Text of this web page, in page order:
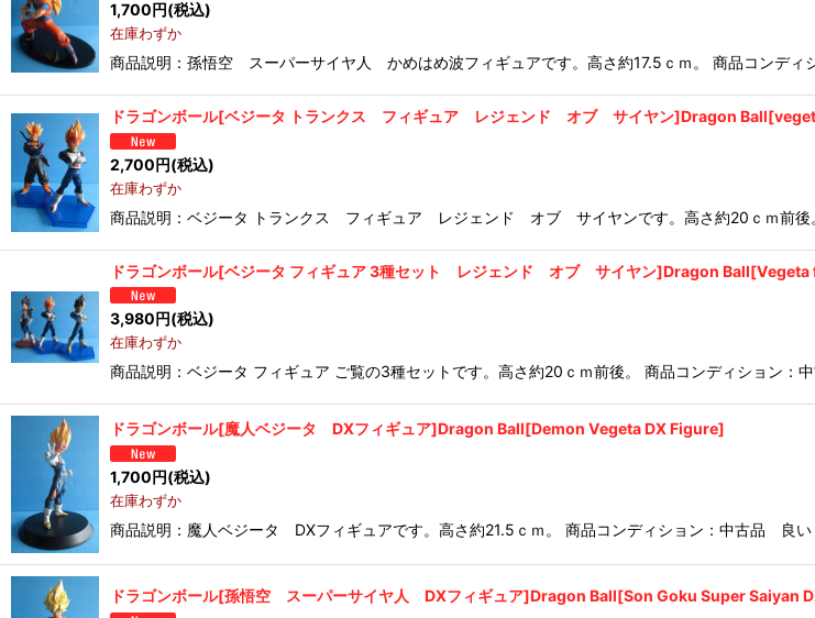
1,700円(税込)
在庫わずか
商品説明：孫悟空 スーパーサイヤ人 かめはめ波フィギュアです。高さ約17.5ｃｍ。 商品コンデ
ドラゴンボール[ベジータ トランクス フィギュア レジェンド オブ サイヤン]Dragon
2,700円(税込)
在庫わずか
商品説明：ベジータ トランクス フィギュア レジェンド オブ サイヤンです。高さ約20ｃｍ前
ドラゴンボール[ベジータ フィギュア 3種セット レジェンド オブ サイヤン]Dragon
3,980 円(税込)
在庫わずか
商品説明：ベジータ フィギュア ご覧の3種セットです。高さ約20ｃｍ前後。 商品コンディション
ドラゴンボール[魔人ベジータ DXフィギュア]Dragon Ball[Demon Vegeta DX Figure]
1,700円(税込)
在庫わずか
商品説明：魔人ベジータ DXフィギュアです。高さ約21.5ｃｍ。 商品コンディション：中古品 良
ドラゴンボール[孫悟空 スーパーサイヤ人 DXフィギュア]Dragon Ball[Son Goku Super Saiyan